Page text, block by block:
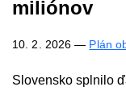
miliónov
10. 2. 2026 — Plán
Slovensko splnilo